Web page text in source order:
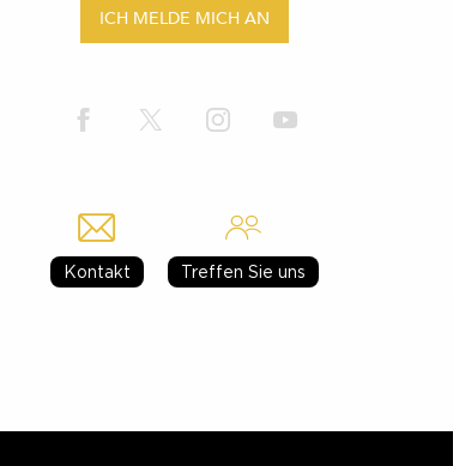
ICH MELDE MICH AN
Kontakt Treffen Sie uns